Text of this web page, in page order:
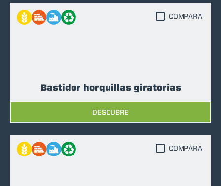
Bastidor horquillas giratorias
DESCUBRE
COMPARA
COMPARA